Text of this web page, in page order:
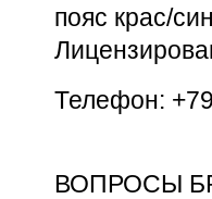
пояс крас/
Телефон:
ВОПРОСЫ